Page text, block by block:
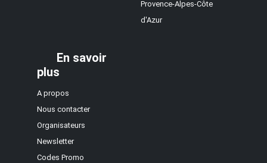
Provence-Alpes-Côte
d'Azur
En savoir
plus
A propos
Nous contacter
Organisateurs
Newsletter
Codes Promo